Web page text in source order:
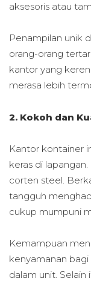
aksesoris atau
Penampilan unik
orang-orang
kantor yang
merasa lebih
2. Kokoh dan
Kantor kontainer
keras di
corten steel.
tangguh
cukup mumpuni
Kemampuan
kenyamanan
dalam unit.